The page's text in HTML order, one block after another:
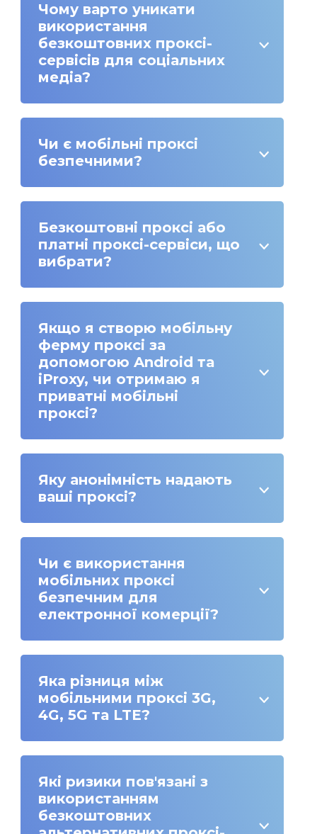
Чому варто уникати
використання
безкоштовних проксі-
сервісів для соціальних
медіа?
Чи є мобільні проксі
безпечними?
Безкоштовні проксі або
платні проксі-сервіси, що
вибрати?
Якщо я створю мобільну
ферму проксі за
допомогою Android та
iProxy, чи отримаю я
приватні мобільні
проксі?
Яку анонімність надають
ваші проксі?
Чи є використання
мобільних проксі
безпечним для
електронної комерції?
Яка різниця між
мобільними проксі 3G,
4G, 5G та LTE?
Які ризики пов'язані з
використанням
безкоштовних